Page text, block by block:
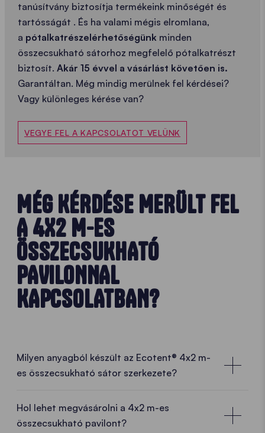
tanúsítvány biztosítja termékeink minőségét és
tartósságát . És ha valami mégis elromlana,
a pótalkatrészelérhetőségünk minden
összecsukható sátorhoz megfelelő pótalkatrészt
biztosít. Akár 15 évvel a vásárlást követően is.
Garantáltan. Még mindig merülnek fel kérdései?
Vagy különleges kérése van?
VEGYE FEL A KAPCSOLATOT VELÜNK
MÉG KÉRDÉSE MERÜLT FEL
A 4X2 M-ES
ÖSSZECSUKHATÓ
PAVILONNAL
KAPCSOLATBAN?
Milyen anyagból készült az Ecotent® 4x2 m-
es összecsukható sátor szerkezete?
Hol lehet megvásárolni a 4x2 m-es
összecsukható pavilont?